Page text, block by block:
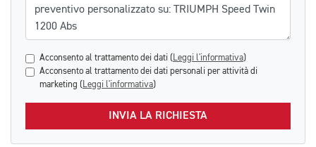
Acconsento al trattamento dei dati ( Leggi l'informativa)
Acconsento al trattamento dei dati personali per attività di
marketing ( Leggi l'informativa)
INVIA LA RICHIESTA